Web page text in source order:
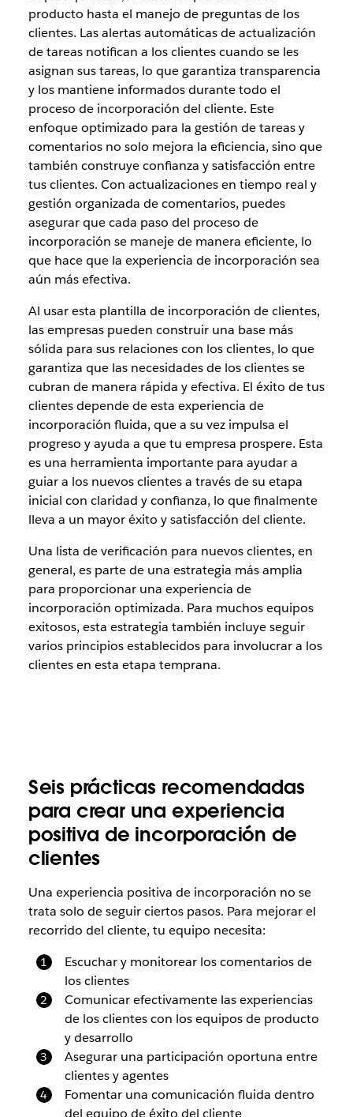
producto hasta el manejo de preguntas de los
clientes. Las alertas automáticas de actualización
de tareas notifican a los clientes cuando se les
asignan sus tareas, lo que garantiza transparencia
y los mantiene informados durante todo el
proceso de incorporación del cliente. Este
enfoque optimizado para la gestión de tareas y
comentarios no solo mejora la eficiencia, sino que
también construye confianza y satisfacción entre
tus clientes. Con actualizaciones en tiempo real y
gestión organizada de comentarios, puedes
asegurar que cada paso del proceso de
incorporación se maneje de manera eficiente, lo
que hace que la experiencia de incorporación sea
aún más efectiva.
Al usar esta plantilla de incorporación de clientes,
las empresas pueden construir una base más
sólida para sus relaciones con los clientes, lo que
garantiza que las necesidades de los clientes se
cubran de manera rápida y efectiva. El éxito de tus
clientes depende de esta experiencia de
incorporación fluida, que a su vez impulsa el
progreso y ayuda a que tu empresa prospere. Esta
es una herramienta importante para ayudar a
guiar a los nuevos clientes a través de su etapa
inicial con claridad y confianza, lo que finalmente
lleva a un mayor éxito y satisfacción del cliente.
Una lista de verificación para nuevos clientes, en
general, es parte de una estrategia más amplia
para proporcionar una experiencia de
incorporación optimizada. Para muchos equipos
exitosos, esta estrategia también incluye seguir
varios principios establecidos para involucrar a los
clientes en esta etapa temprana.
Seis prácticas recomendadas
para crear una experiencia
positiva de incorporación de
clientes
Una experiencia positiva de incorporación no se
trata solo de seguir ciertos pasos. Para mejorar el
recorrido del cliente, tu equipo necesita:
Escuchar y monitorear los comentarios de
los clientes
Comunicar efectivamente las experiencias
de los clientes con los equipos de producto
y desarrollo
Asegurar una participación oportuna entre
clientes y agentes
Fomentar una comunicación fluida dentro
del equipo de éxito del cliente